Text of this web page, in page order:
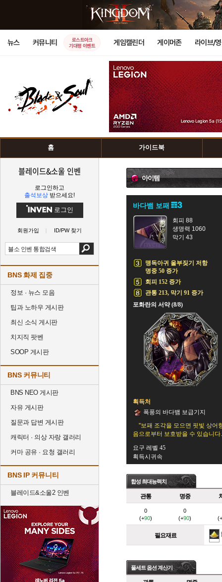
뉴스 커뮤니티
로스트아크
기대평 이벤트
게임캘린더 게이머존 라이브/
홈 가이드북
블레이드&소울 인벤
로그인하고
출석보상 받으세요!
로그인
회원가입 ID/PW 찾기
BNS 화제 집중
정보 · 뉴스 모음
팁과 노하우 게시판
최신 소식 게시판
치지직 팟벤
SOOP 게시판
BNS 커뮤니티
BNS NEO 게시판
자유 게시판
질문과 답변 게시판
캐릭터 · 의상 자랑 갤러리
커마 공유 · 요청 갤러리
BNS IP 커뮤니티
블레이드&소울2 인벤
아이템
바다뱀 보패
회피 88
생명력 1060
막기 43
맹독아귀 울부짖기 저항
명중 50 증가
회피 152 증가
관통 213, 막기 91 증가
포화란의 서약 (8/8)
획득처
폭풍의 바다뱀 보급기지
"보패 조각을 모으면 핏빛 상어
음으로부터 보호받을 수 있습니다
요구 레벨 45
획득시귀속
합성 최대능력치
관통 명중
0
(+90)
0
(+90) (+
필요재료
풀세트 옵션 계산기